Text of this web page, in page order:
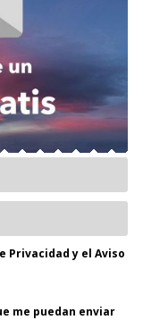
Privacidad y el Aviso
me puedan enviar